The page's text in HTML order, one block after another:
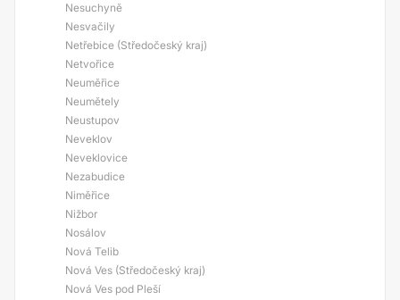
Nesuchyně
Nesvačily
Netřebice (Středočeský kraj)
Netvořice
Neuměřice
Neumětely
Neustupov
Neveklov
Neveklovice
Nezabudice
Niměřice
Nižbor
Nosálov
Nová Telib
Nová Ves (Středočeský kraj)
Nová Ves pod Pleší